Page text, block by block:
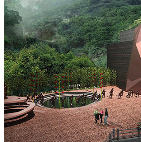
微
峰
战
斗
历
史
纪
念
馆
设
计